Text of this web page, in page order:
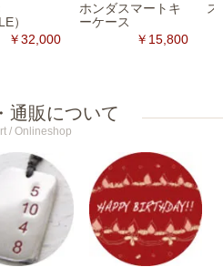
）
￥32,000
ホンダスマートキ
ーケース
￥15,800
ス
通販について
/ Onlineshop